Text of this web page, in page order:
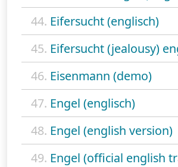
44. Eifersucht (englisch)
45. Eifersucht (jealousy)
46. Eisenmann (demo)
47. Engel (englisch)
48. Engel (english version)
49. Engel (official english